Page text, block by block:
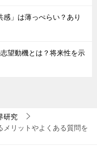
感」は薄っぺらい？あり
望動機とは？将来性を示
研究
メリットやよくある質問を